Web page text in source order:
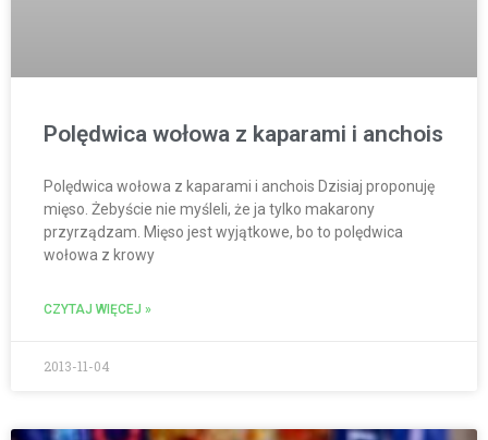
Polędwica wołowa z kaparami i anchois
Polędwica wołowa z kaparami i anchois Dzisiaj proponuję
mięso. Żebyście nie myśleli, że ja tylko makarony
przyrządzam. Mięso jest wyjątkowe, bo to polędwica
wołowa z krowy
CZYTAJ WIĘCEJ »
2013-11-04